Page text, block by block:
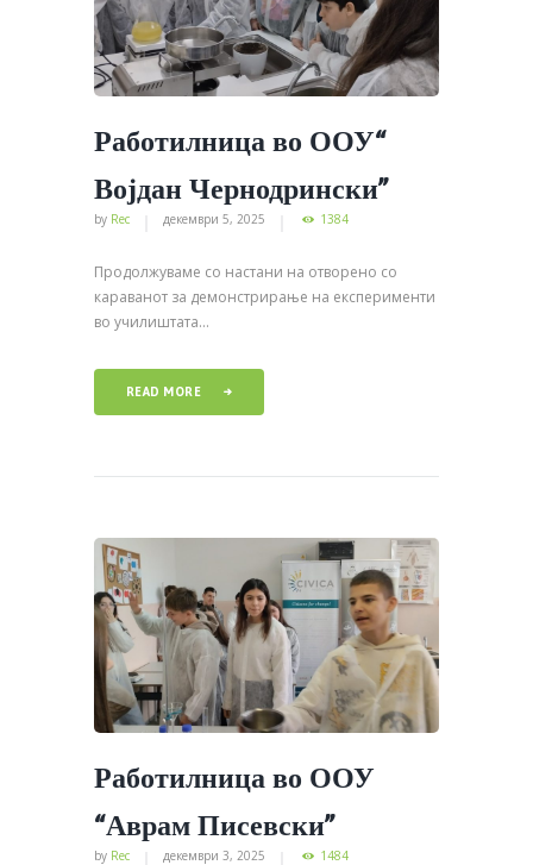
Работилница во ООУ“
Војдан Чернодрински”
by Rec декември 5, 2025 1384
Продолжуваме со настани на отворено со
караванот за демонстрирање на експерименти
во училиштата...
READ MORE
Работилница во ООУ
“Аврам Писевски”
by Rec декември 3, 2025 1484